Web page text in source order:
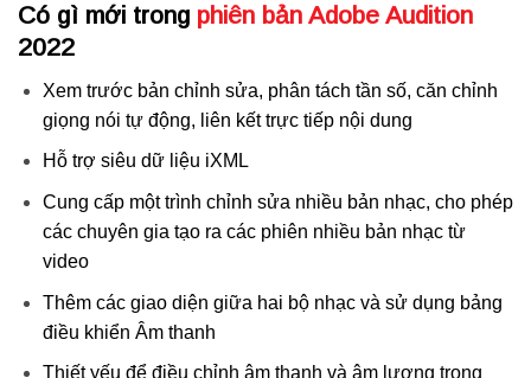
Có gì mới trong phiên bản Adobe Audition
2022
Xem trước bản chỉnh sửa, phân tách tần số, căn chỉnh
giọng nói tự động, liên kết trực tiếp nội dung
Hỗ trợ siêu dữ liệu iXML
Cung cấp một trình chỉnh sửa nhiều bản nhạc, cho phép
các chuyên gia tạo ra các phiên nhiều bản nhạc từ
video
Thêm các giao diện giữa hai bộ nhạc và sử dụng bảng
điều khiển Âm thanh
Thiết yếu để điều chỉnh âm thanh và âm lượng trong